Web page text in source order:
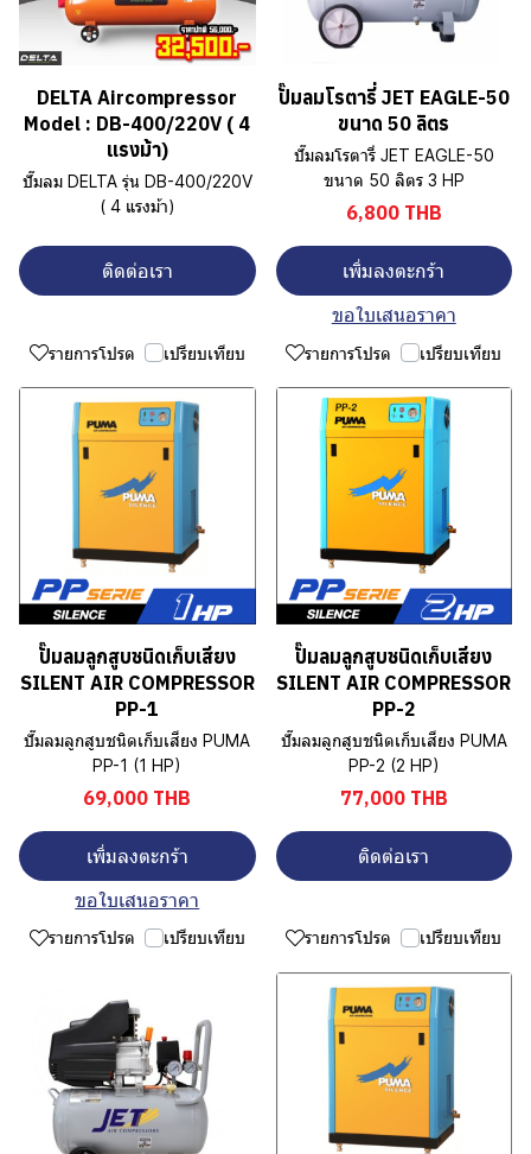
DELTA Aircompressor
Model : DB-400/220V ( 4
แรงม้า)
ปั๊มลม DELTA รุ่น DB-400/220V
( 4 แรงม้า)
ติดต่อเรา
รายการโปรด เปรียบเทียบ
ปั๊มลมโรตารี่ JET EAGLE-50
ขนาด 50 ลิตร
ปั๊มลมโรตารี่ JET EAGLE-50
ขนาด 50 ลิตร 3 HP
6,800 THB
เพิ่มลงตะกร้า
ขอใบเสนอราคา
รายการโปรด เปรียบเทียบ
ปั๊มลมลูกสูบชนิดเก็บเสียง
SILENT AIR COMPRESSOR
PP-1
ปั๊มลมลูกสูบชนิดเก็บเสียง PUMA
PP-1 (1 HP)
69,000 THB
เพิ่มลงตะกร้า
ขอใบเสนอราคา
รายการโปรด เปรียบเทียบ
ปั๊มลมลูกสูบชนิดเก็บเสียง
SILENT AIR COMPRESSOR
PP-2
ปั๊มลมลูกสูบชนิดเก็บเสียง PUMA
PP-2 (2 HP)
77,000 THB
ติดต่อเรา
รายการโปรด เปรียบเทียบ